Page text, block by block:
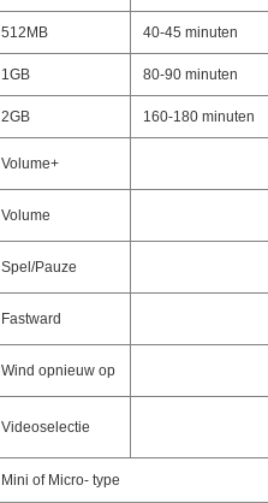
512MB 40-45 minuten
1GB 80-90 minuten
2GB 160-180 minuten
Volume+
Volume
Spel/Pauze
Fastward
Wind opnieuw op
Videoselectie
Mini of Micro- type